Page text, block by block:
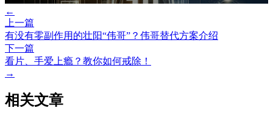
←
上一篇
有没有零副作用的壮阳“伟哥”？伟哥替代方案介绍
下一篇
看片、手爱上瘾？教你如何戒除！
→
相关文章